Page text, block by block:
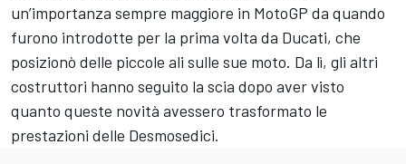
un’importanza sempre maggiore in MotoGP da quando
furono introdotte per la prima volta da Ducati, che
posizionò delle piccole ali sulle sue moto. Da lì, gli altri
costruttori hanno seguito la scia dopo aver visto
quanto queste novità avessero trasformato le
prestazioni delle Desmosedici.